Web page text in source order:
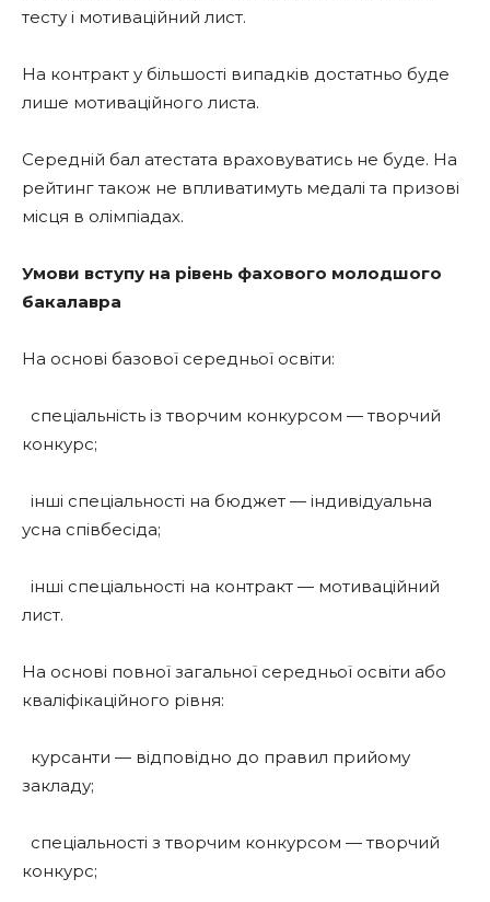
тесту і мотиваційний лист.
На контракт у більшості випадків достатньо буде
лише мотиваційного листа.
Середній бал атестата враховуватись не буде. На
рейтинг також не впливатимуть медалі та призові
місця в олімпіадах.
Умови вступу на рівень фахового молодшого
бакалавра
На основі базової середньої освіти:
спеціальність із творчим конкурсом — творчий
конкурс;
інші спеціальності на бюджет — індивідуальна
усна співбесіда;
інші спеціальності на контракт — мотиваційний
лист.
На основі повної загальної середньої освіти або
кваліфікаційного рівня:
курсанти — відповідно до правил прийому
закладу;
спеціальності з творчим конкурсом — творчий
конкурс;